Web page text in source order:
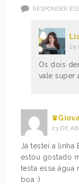
RESPONDER
25
Os dois
vale super
23 DE
Já testei a linha
estou gostado
testa essa água
boa :)